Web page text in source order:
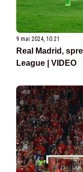
9 mai 2024, 10:21
Real Madrid,
League | VIDEO